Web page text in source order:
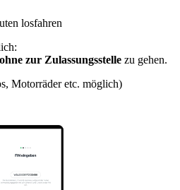
losfahren
ohne zur Zulassungsstelle zu gehen.
Motorräder etc. möglich)